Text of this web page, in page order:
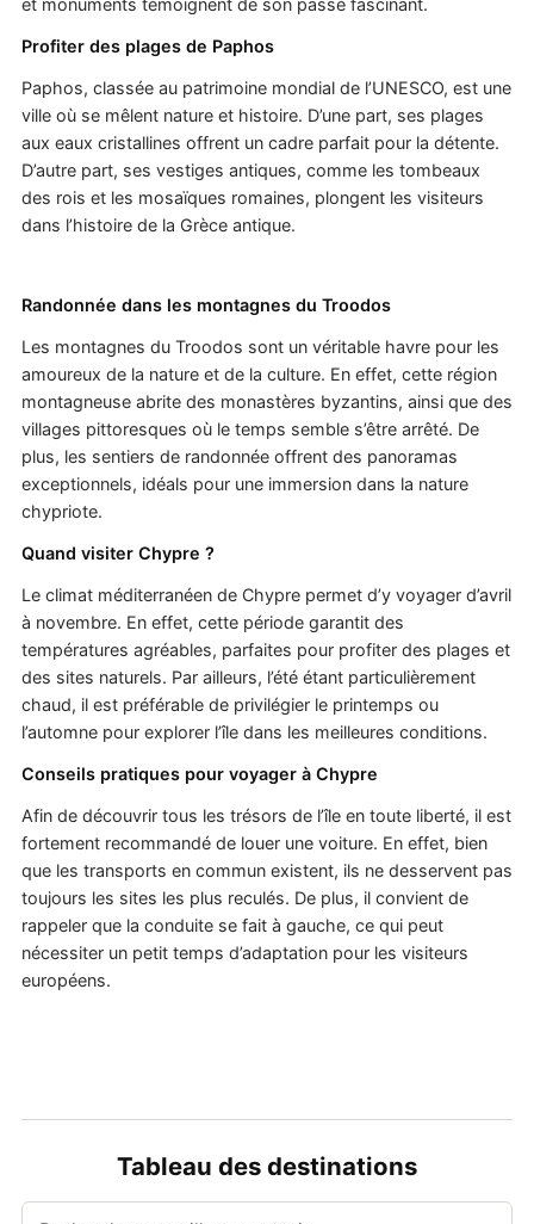
Profiter des plages de Paphos
Paphos, classée au patrimoine mondial de l’UNESCO, est une
ville où se mêlent nature et histoire. D’une part, ses plages
aux eaux cristallines offrent un cadre parfait pour la détente.
D’autre part, ses vestiges antiques, comme les tombeaux
des rois et les mosaïques romaines, plongent les visiteurs
dans l’histoire de la Grèce antique.
Randonnée dans les montagnes du Troodos
Les montagnes du Troodos sont un véritable havre pour les
amoureux de la nature et de la culture. En effet, cette région
montagneuse abrite des monastères byzantins, ainsi que des
villages pittoresques où le temps semble s’être arrêté. De
plus, les sentiers de randonnée offrent des panoramas
exceptionnels, idéals pour une immersion dans la nature
chypriote.
Quand visiter Chypre ?
Le climat méditerranéen de Chypre permet d’y voyager d’avril
à novembre. En effet, cette période garantit des
températures agréables, parfaites pour profiter des plages et
des sites naturels. Par ailleurs, l’été étant particulièrement
chaud, il est préférable de privilégier le printemps ou
l’automne pour explorer l’île dans les meilleures conditions.
Conseils pratiques pour voyager à Chypre
Afin de découvrir tous les trésors de l’île en toute liberté, il est
fortement recommandé de louer une voiture. En effet, bien
que les transports en commun existent, ils ne desservent pas
toujours les sites les plus reculés. De plus, il convient de
rappeler que la conduite se fait à gauche, ce qui peut
nécessiter un petit temps d’adaptation pour les visiteurs
européens.
Tableau des destinations